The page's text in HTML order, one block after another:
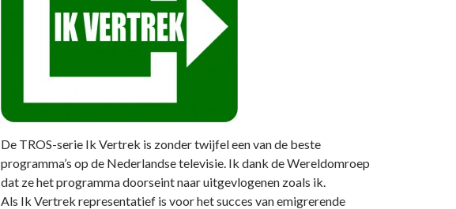
De TROS-serie Ik Vertrek is zonder twijfel een van de beste
programma’s op de Nederlandse televisie. Ik dank de Wereldomroep
dat ze het programma doorseint naar uitgevlogenen zoals ik.
Als Ik Vertrek representatief is voor het succes van emigrerende